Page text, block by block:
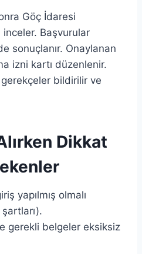
Göç İdaresi
Başvurular
sonuçlanır. Onaylanan
izni kartı düzenlenir.
bildirilir ve
Dikkat
yapılmış olmalı
gerekli belgeler eksiksiz